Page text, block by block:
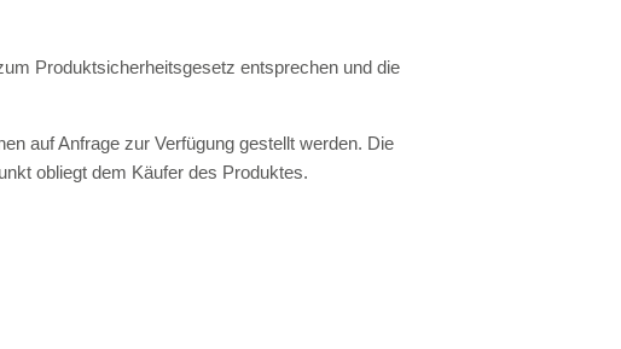
Produktsicherheitsgesetz entsprechen und die
auf Anfrage zur Verfügung gestellt werden. Die
obliegt dem Käufer des Produktes.